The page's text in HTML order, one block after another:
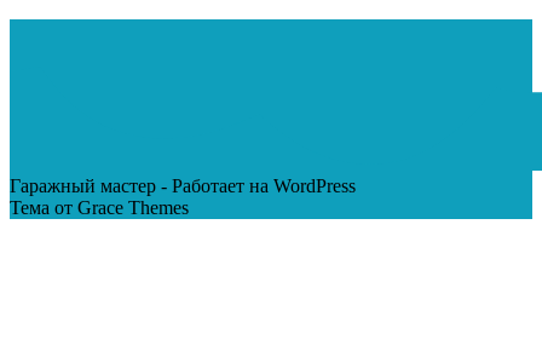
Гаражный мастер - Работает на WordPress
Тема от Grace Themes